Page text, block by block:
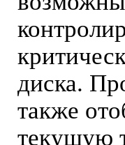
диска.
также
текущую